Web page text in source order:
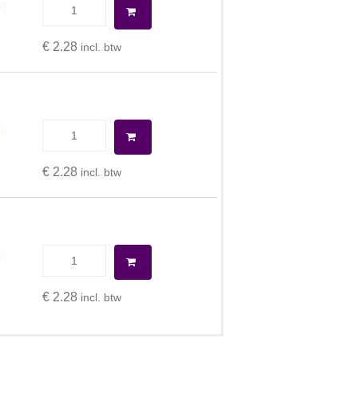
€ 2.28 incl. btw
€ 2.28 incl. btw
€ 2.28 incl. btw